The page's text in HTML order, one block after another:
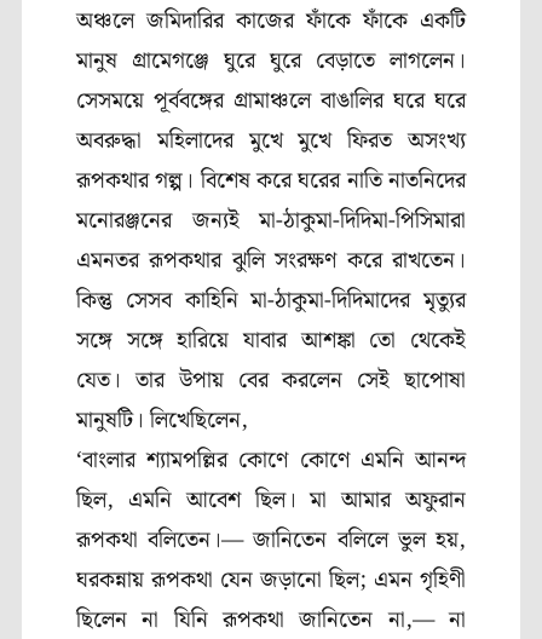
অঞ্চলে জমিদারির কাজের ফাঁকে ফাঁকে একটি
মানুষ গ্রামেগঞ্জে ঘুরে ঘুরে বেড়াতে লাগলেন।
সেসময়ে পূর্ববঙ্গের গ্রামাঞ্চলে বাঙালির ঘরে ঘরে
অবরুদ্ধা মহিলাদের মুখে মুখে ফিরত অসংখ্য
রূপকথার গল্প। বিশেষ করে ঘরের নাতি নাতনিদের
মনোরঞ্জনের জন্যই মা-ঠাকুমা-দিদিমা-পিসিমারা
এমনতর রূপকথার ঝুলি সংরক্ষণ করে রাখতেন।
কিন্তু সেসব কাহিনি মা-ঠাকুমা-দিদিমাদের মৃত্যুর
সঙ্গে সঙ্গে হারিয়ে যাবার আশঙ্কা তো থেকেই
যেত। তার উপায় বের করলেন সেই ছাপোষা
মানুষটি। লিখেছিলেন,
‘বাংলার শ্যামপল্লির কোণে কোণে এমনি আনন্দ
ছিল, এমনি আবেশ ছিল। মা আমার অফুরান
রূপকথা বলিতেন।— জানিতেন বলিলে ভুল হয়,
ঘরকন্নায় রূপকথা যেন জড়ানো ছিল; এমন গৃহিণী
ছিলেন না যিনি রূপকথা জানিতেন না,—না